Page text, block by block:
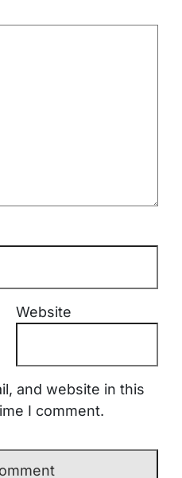
Website
and website in this
I comment.